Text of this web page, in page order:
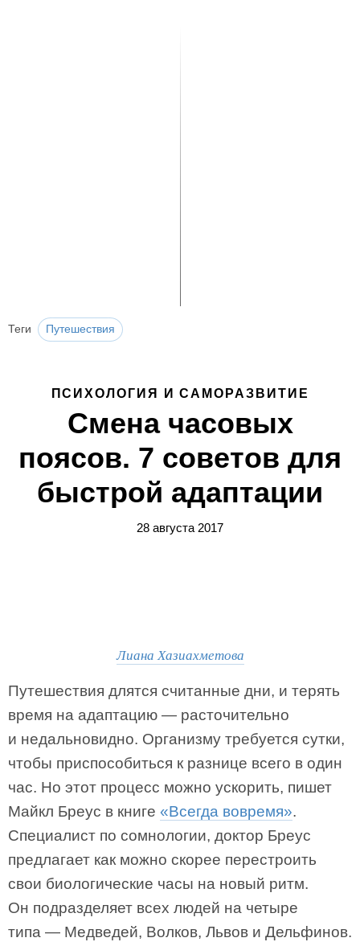
Теги Путешествия
ПСИХОЛОГИЯ И САМОРАЗВИТИЕ
Смена часовых
поясов. 7 советов для
быстрой адаптации
28 августа 2017
Лиана Хазиахметова
Путешествия длятся считанные дни, и терять
время на адаптацию — расточительно
и недальновидно. Организму требуется сутки,
чтобы приспособиться к разнице всего в один
час. Но этот процесс можно ускорить, пишет
Майкл Бреус в книге «Всегда вовремя».
Специалист по сомнологии, доктор Бреус
предлагает как можно скорее перестроить
свои биологические часы на новый ритм.
Он подразделяет всех людей на четыре
типа — Медведей, Волков, Львов и Дельфинов.